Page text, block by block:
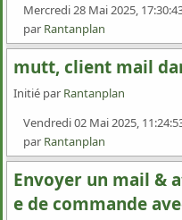
Mercredi 28 Mai 2025,
par Rantanplan
mutt, client mail
Initié par Rantanplan
Vendredi 02 Mai 2025,
par Rantanplan
Envoyer un mail &
e de commande